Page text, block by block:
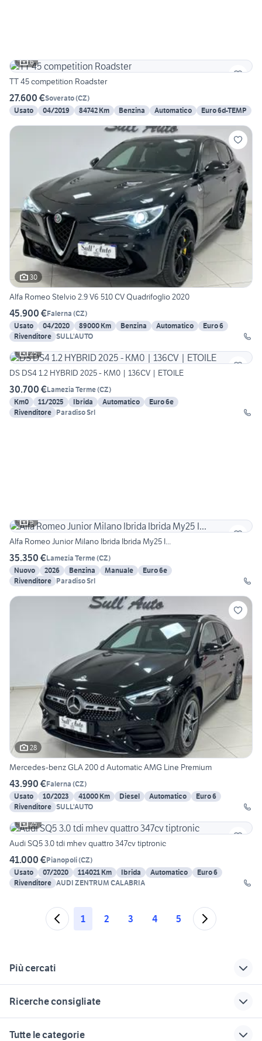
6
TT 45 competition Roadster
27.600 €Soverato(CZ)
Usato
04/2019 84742 Km Benzina Automatico Euro 6d-TEMP
30
Alfa Romeo Stelvio 2.9 V6 510 CV Quadrifoglio 2020
45.900 €Falerna (CZ)
Usato
04/2020 89000 Km Benzina Automatico
Euro 6
Rivenditore SULL'AUTO
25
DS DS4 1.2 HYBRID 2025 - KM0 | 136CV | ETOILE
30.700 €Lamezia Terme(CZ)
Km0
11/2025 Ibrida Automatico
Euro 6e
Rivenditore Paradiso Srl
5
Alfa Romeo Junior Milano Ibrida Ibrida My25 I...
35.350 €Lamezia Terme(CZ)
Nuovo
2026 Benzina Manuale
Euro 6e
Rivenditore Paradiso Srl
28
Mercedes-benz GLA 200 d Automatic AMG Line Premium
43.990 €Falerna (CZ)
Usato
10/2023 41000 Km Diesel Automatico
Euro 6
Rivenditore SULL'AUTO
25
Audi SQ5 3.0 tdi mhev quattro 347cv tiptronic
41.000 €Pianopoli(CZ)
Usato
07/2020 114021 Km Ibrida Automatico
Euro 6
Rivenditore AUDI ZENTRUM CALABRIA
1 2 3 4 5
Più cercati
auto Santa Caterina
fiat chiaravalle
Ricerche consigliate
Tutte le categorie